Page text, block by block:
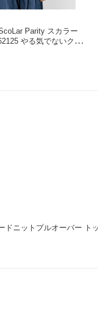
Parity スカラー
やる気でないクマ
プス カジュアル 原宿
セックス【パッパドゥ
ニットプルオーバー ト